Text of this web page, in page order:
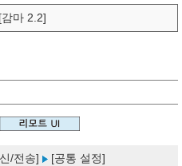
마 2.2]
/전송] [공통 설정]